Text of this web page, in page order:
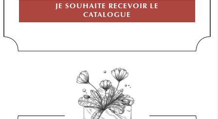
JE SOUHAITE RECEVOIR LE
CATALOGUE